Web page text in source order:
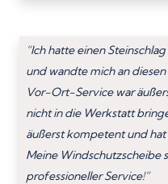
“Ich hatte einen
und wandte mich an
Vor-Ort-Service war
nicht in die Werkstatt
äußerst kompetent und
Meine Windschutzscheibe
professioneller Service!”